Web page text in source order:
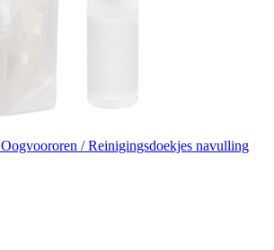
Oogvoororen / Reinigingsdoekjes navulling